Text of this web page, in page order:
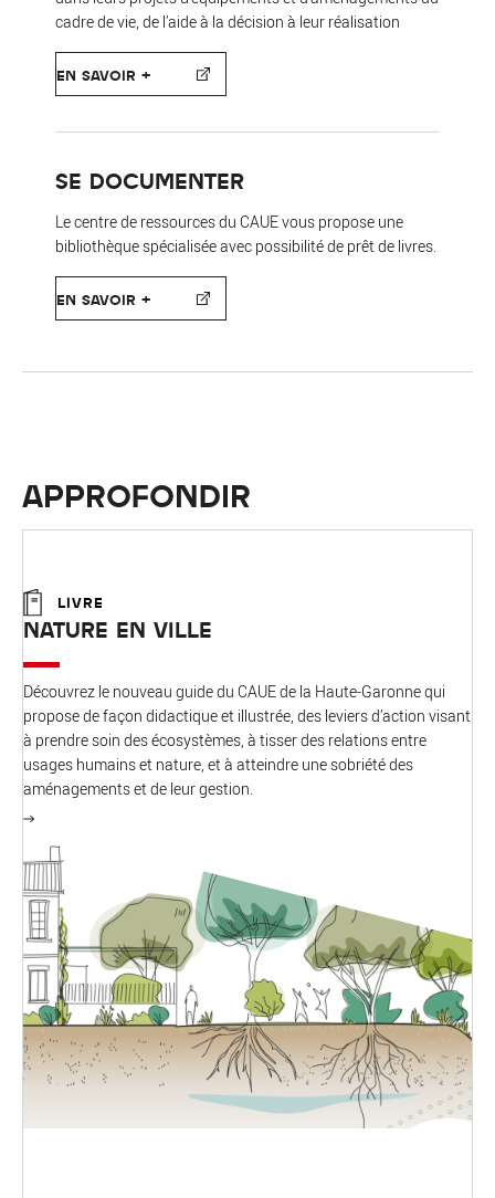
cadre de vie, de l’aide à la décision à leur réalisation
EN SAVOIR +
SE DOCUMENTER
Le centre de ressources du CAUE vous propose une
bibliothèque spécialisée avec possibilité de prêt de livres.
EN SAVOIR +
APPROFONDIR
LIVRE
NATURE EN VILLE
Découvrez le nouveau guide du CAUE de la Haute-Garonne qui
propose de façon didactique et illustrée, des leviers d’action visant
à prendre soin des écosystèmes, à tisser des relations entre
usages humains et nature, et à atteindre une sobriété des
aménagements et de leur gestion.